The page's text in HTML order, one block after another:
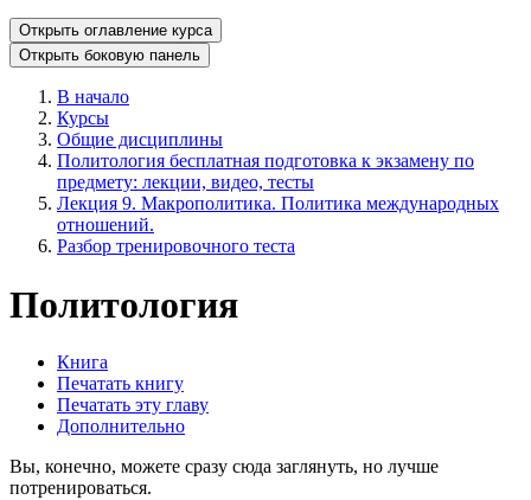
Открыть оглавление курса
Открыть боковую панель
В начало
Курсы
Общие дисциплины
Политология бесплатная подготовка к экзамену по
предмету: лекции, видео, тесты
Лекция 9. Макрополитика. Политика международных
отношений.
Разбор тренировочного теста
Политология
Книга
Печатать книгу
Печатать эту главу
Дополнительно
Вы, конечно, можете сразу сюда заглянуть, но лучше
потренироваться.